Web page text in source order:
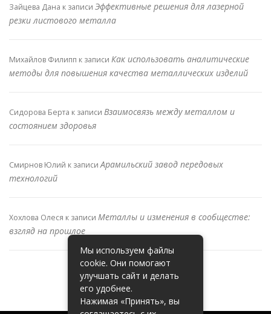
Зайцева Дана к записи Эффективные решения для лазерной
резки листового металла
Михайлов Филипп к записи Как использовать аналитические
методы для повышения качества металлических изделий
Сидорова Берта к записи Взаимосвязь между металлом и
состоянием здоровья
Смирнов Юлий к записиАрамильский завод передовых
технологий
Хохлова Олеся к записи Металлы и изменения в сообществе:
взгляд на прошлое
Мы используем файлы
cookie. Они помогают
улучшать сайт и делать
его удобнее.
Нажимая «Принять», вы